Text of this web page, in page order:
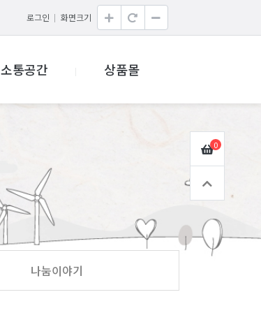
로그인 화면크기
소통공간 상품몰
나눔이야기
0